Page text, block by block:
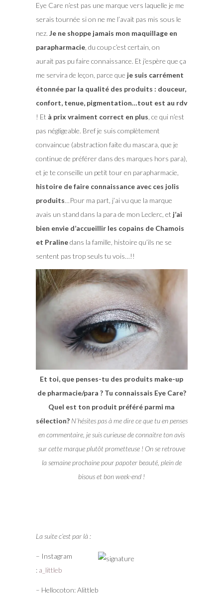
Eye Care n’est pas une marque vers laquelle je me
serais tournée si on ne me l’avait pas mis sous le
nez. Je ne shoppe jamais mon maquillage en
parapharmacie, du coup c’est certain, on
aurait pas pu faire connaissance. Et j’espère que ça
me servira de leçon, parce que je suis carrément
étonnée par la qualité des produits : douceur,
confort, tenue, pigmentation…tout est au rdv
! Et à prix vraiment correct en plus , ce qui n’est
pas négligeable. Bref je suis complètement
convaincue (abstraction faite du mascara, que je
continue de préférer dans des marques hors para),
et je te conseille un petit tour en parapharmacie,
histoire de faire connaissance avec ces jolis
produits…Pour ma part, j’ai vu que la marque
avais un stand dans la para de mon Leclerc, et j’ai
bien envie d’accueillir les copains de Chamois
et Pralinedans la famille, histoire qu’ils ne se
sentent pas trop seuls tu vois…!!
Et toi, que penses-tu des produits make-up
de pharmacie/para ? Tu connaissais Eye Care?
Quel est ton produit préféré parmi ma
sélection? N’hésites pas à me dire ce que tu en penses
en commentaire, je suis curieuse de connaitre ton avis
sur cette marque plutôt prometteuse ! On se retrouve
la semaine prochaine pour papoter beauté, plein de
bisous et bon week-end !
La suite c’est par là :
– Instagram
: a_littleb
– Hellocoton: Alittleb